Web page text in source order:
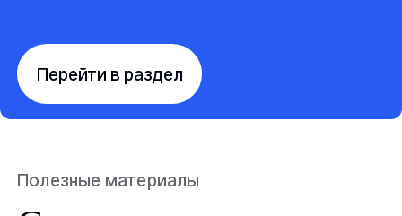
Перейти в раздел
Полезные материалы